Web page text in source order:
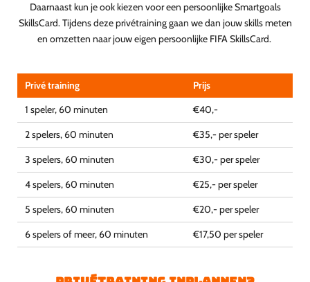
Daarnaast kun je ook kiezen voor een persoonlijke Smartgoals
SkillsCard. Tijdens deze privétraining gaan we dan jouw skills meten
en omzetten naar jouw eigen persoonlijke FIFA SkillsCard.
Privé training
Prijs
1 speler, 60 minuten
€40,-
2 spelers, 60 minuten
€35,- per speler
3 spelers, 60 minuten
€30,- per speler
4 spelers, 60 minuten
€25,- per speler
5 spelers, 60 minuten
€20,- per speler
6 spelers of meer, 60 minuten
€17,50 per speler